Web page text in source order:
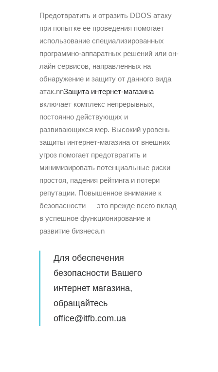
Предотвратить и отразить DDOS атаку
при попытке ее проведения помогает
использование специализированных
программно-аппаратных решений или он-
лайн сервисов, направленных на
обнаружение и защиту от данного вида
атак.nnЗащита интернет-магазина
включает комплекс непрерывных,
постоянно действующих и
развивающихся мер. Высокий уровень
защиты интернет-магазина от внешних
угроз помогает предотвратить и
минимизировать потенциальные риски
простоя, падения рейтинга и потери
репутации. Повышенное внимание к
безопасности — это прежде всего вклад
в успешное функционирование и
развитие бизнеса.n
Для обеспечения
безопасности Вашего
интернет магазина,
обращайтесь
office@itfb.com.ua